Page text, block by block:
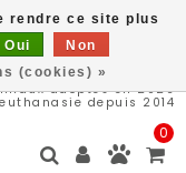
adoptés en 2026
euthanasie depuis 2014
0
rendre ce site plus
Oui
Non
(cookies) »
de 89$*